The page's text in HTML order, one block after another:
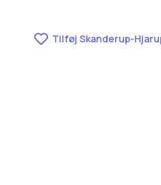
Tilføj Skanderup-